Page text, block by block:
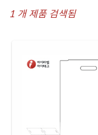
1 개 제품 검색됨